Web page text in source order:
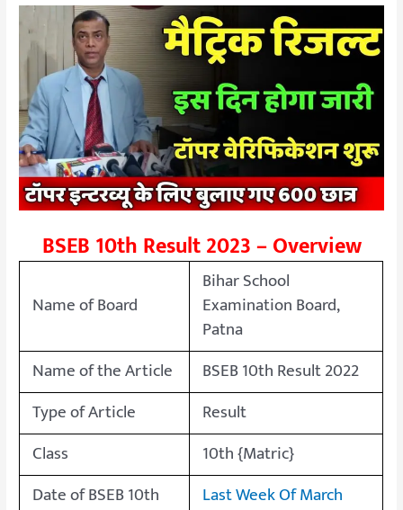
BSEB 10th Result 2023 – Overview
Name of Board
Bihar School
Examination Board,
Patna
Name of the Article
BSEB 10th Result 2022
Type of Article
Result
Class
10th {Matric}
Date of BSEB 10th
Last Week Of March